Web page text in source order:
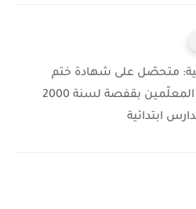
متحصّل على شهادة ختم
الدروس لتكوين المعلّمين بقفصة لسنة 2000
ابتدائية